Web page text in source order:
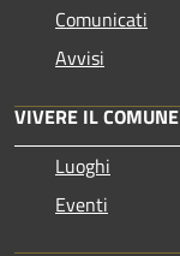
Comunicati
Avvisi
VIVERE IL COMUNE
Luoghi
Eventi